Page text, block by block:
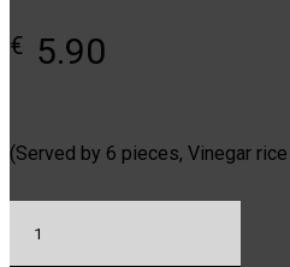
€ 5.90
(Served by 6 pieces, Vinegar